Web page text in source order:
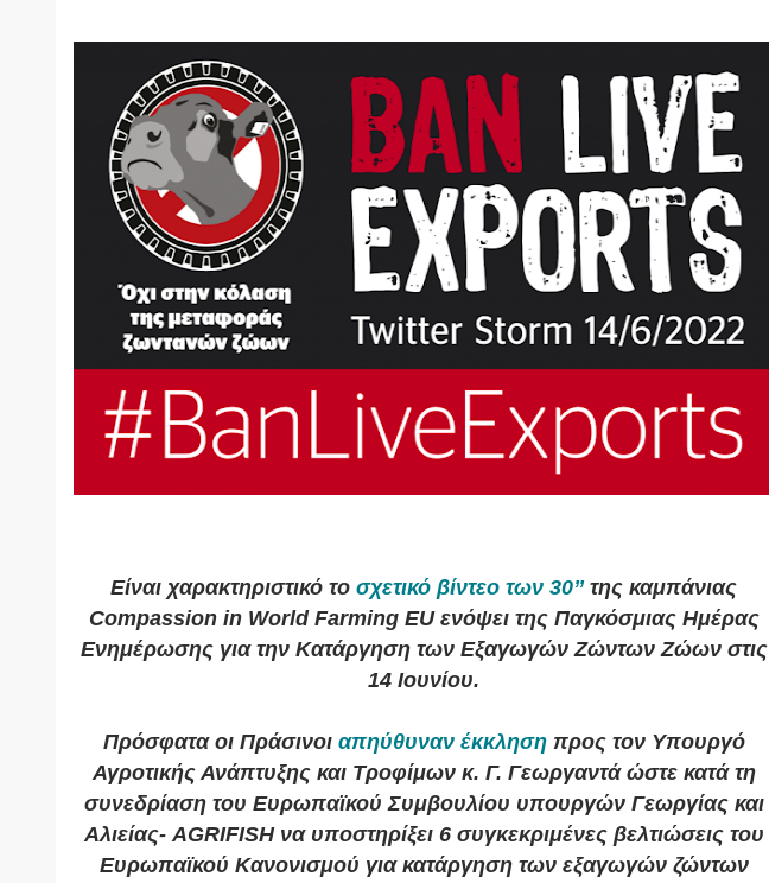
Είναι χαρακτηριστικό το σχετικό βίντεο των 30’’της καμπάνιας
Compassion in World Farming EU ενόψει της Παγκόσμιας Ημέρας
Ενημέρωσης για την Κατάργηση των Εξαγωγών Ζώντων Ζώων στις
14 Ιουνίου.
Πρόσφατα οι Πράσινοι απηύθυναν έκκλησηπρος τον Υπουργό
Αγροτικής Ανάπτυξης και Τροφίμων κ. Γ. Γεωργαντά ώστε κατά τη
συνεδρίαση του Ευρωπαϊκού Συμβουλίου υπουργών Γεωργίας και
Αλιείας- AGRIFISH να υποστηρίξει 6 συγκεκριμένες βελτιώσεις του
Ευρωπαϊκού Κανονισμού για κατάργηση των εξαγωγών ζώντων